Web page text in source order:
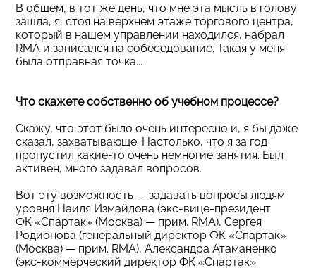
В общем, в тот же день, что мне эта мысль в голову
зашла, я, стоя на верхнем этаже торгового центра,
который в нашем управлении находился, набрал
RMA и записался на собеседование. Такая у меня
была отправная точка...
Что скажете собственно об учебном процессе?
Скажу, что этот было очень интересно и, я бы даже
сказал, захватывающе. Настолько, что я за год
пропустил какие-то очень немногие занятия. Был
активен, много задавал вопросов.
Вот эту возможность — задавать вопросы людям
уровня Наиля Измайлова (экс-вице-президент
ФК «Спартак» (Москва) — прим. RMA), Сергея
Родионова (генеральный директор ФК «Спартак»
(Москва) — прим. RMA), Александра Атаманенко
(экс-коммерческий директор ФК «Спартак»